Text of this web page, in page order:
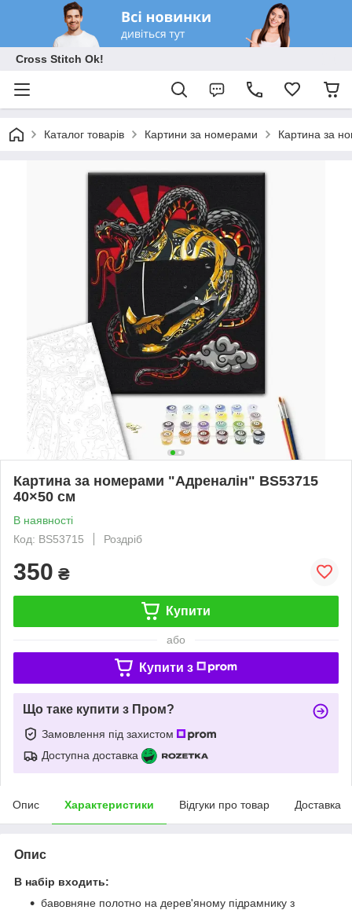
Cross Stitch Ok!
Каталог товарів Картини за номерами Картина за
Картина за номерами "Адреналін" BS53715
40×50 см
В наявності
Код: BS53715
Роздріб
350 ₴
Купити
або
Купити з
Що таке купити з Пром?
Замовлення під захистом
Доступна доставка
Опис Характеристики Відгуки про товар Доставка
Опис
В набір входить:
бавовняне полотно на дерев'яному підрамнику з